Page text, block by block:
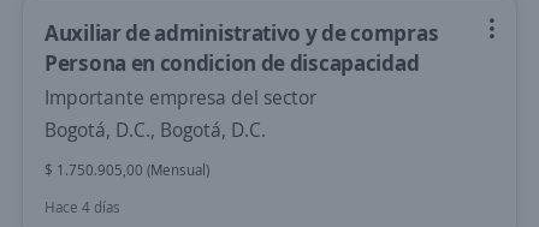
Auxiliar de administrativo y de compras
Persona en condicion de discapacidad
Importante empresa del sector
Bogotá, D.C., Bogotá, D.C.
$ 1.750.905,00 (Mensual)
Hace 4 días